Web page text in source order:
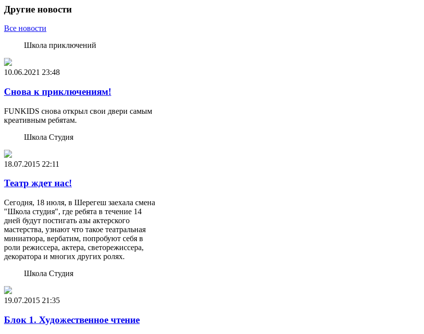
Другие новости
Все новости
Школа приключений
10.06.2021 23:48
Снова к приключениям!
FUNKIDS снова открыл свои двери самым
креативным ребятам.
Школа Студия
18.07.2015 22:11
Театр ждет нас!
Сегодня, 18 июля, в Шерегеш заехала смена
"Школа студия", где ребята в течение 14
дней будут постигать азы актерского
мастерства, узнают что такое театральная
миниатюра, вербатим, попробуют себя в
роли режиссера, актера, светорежиссера,
декоратора и многих других ролях.
Школа Студия
19.07.2015 21:35
Блок 1. Художественное чтение